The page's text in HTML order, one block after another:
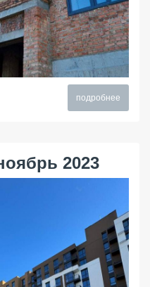
подробнее
2023